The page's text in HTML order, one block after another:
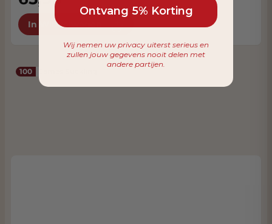
In Winkelwagen
100
Ontvang 5% Korting
Wij nemen uw privacy uiterst serieus en
zullen jouw gegevens nooit delen met
andere partijen.